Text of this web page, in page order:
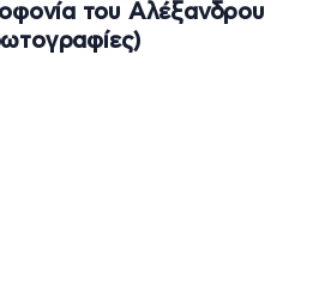
του Αλέξανδρου